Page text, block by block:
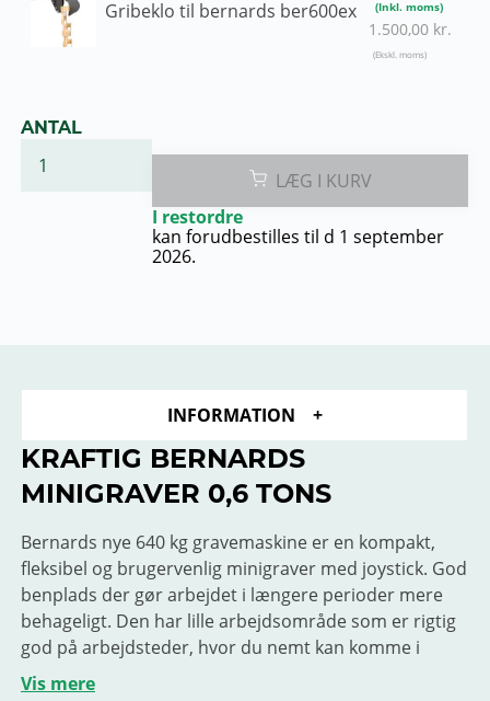
Gribeklo til bernards ber600ex
1.500,00 kr.
ANTAL
LÆG I KURV
I restordre
kan forudbestilles til d 1 september
2026.
INFORMATION
KRAFTIG BERNARDS
MINIGRAVER 0,6 TONS
Bernards nye 640 kg gravemaskine er en kompakt,
fleksibel og brugervenlig minigraver med joystick. God
benplads der gør arbejdet i længere perioder mere
behageligt. Den har lille arbejdsområde som er rigtig
god på arbejdsteder, hvor du nemt kan komme i
gennem smalle områder.
Vis mere